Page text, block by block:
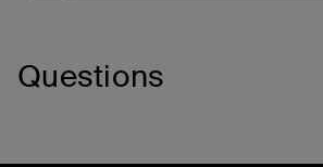
Questions